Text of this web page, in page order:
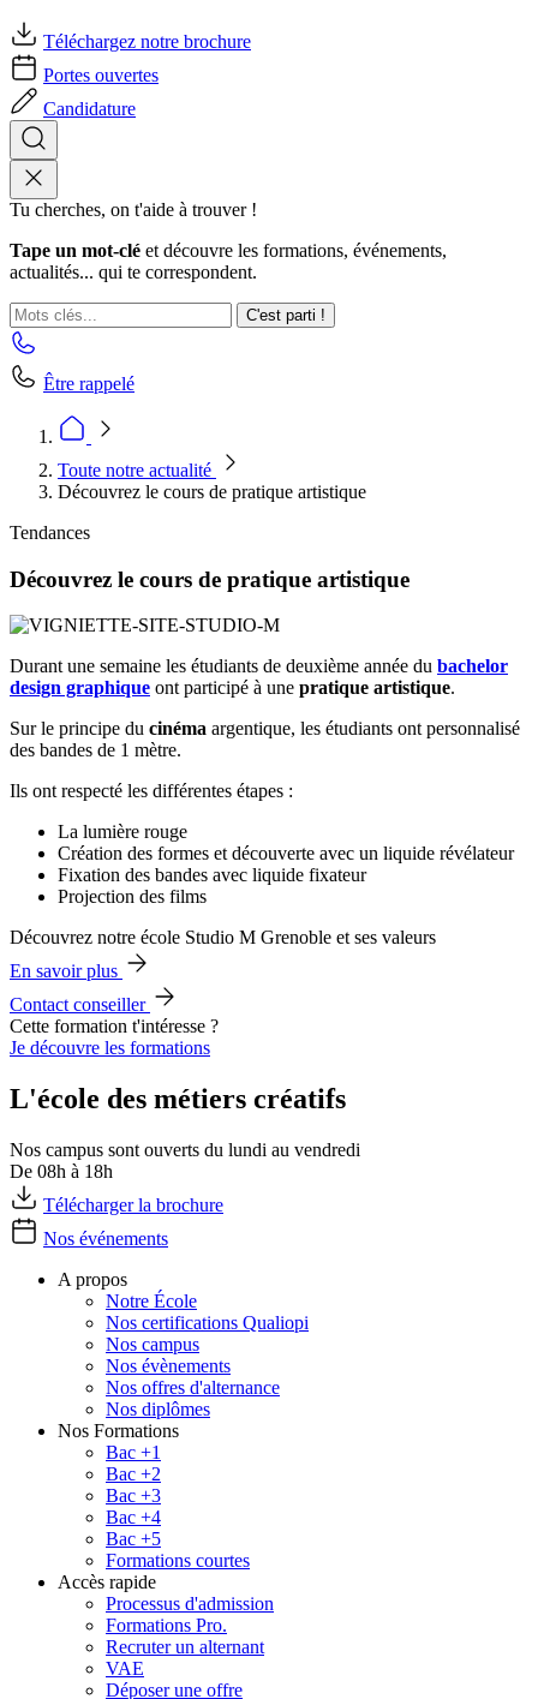
Téléchargez notre brochure
Portes ouvertes
Candidature
Tu cherches, on t'aide à trouver !
Tape un mot-clé et découvre les formations, événements,
actualités... qui te correspondent.
C'est parti !
Être rappelé
Toute notre actualité
Découvrez le cours de pratique artistique
Tendances
Découvrez le cours de pratique artistique
Durant une semaine les étudiants de deuxième année du bachelor
design graphique ont participé à une pratique artistique.
Sur le principe du cinéma argentique, les étudiants ont personnalisé
des bandes de 1 mètre.
Ils ont respecté les différentes étapes :
La lumière rouge
Création des formes et découverte avec un liquide révélateur
Fixation des bandes avec liquide fixateur
Projection des films
Découvrez notre école Studio M Grenoble et ses valeurs
En savoir plus
Contact conseiller
Cette formation t'intéresse ?
Je découvre les formations
L'école des métiers créatifs
Nos campus sont ouverts du lundi au vendredi
De 08h à 18h
Télécharger la brochure
Nos événements
A propos
Notre École
Nos certifications Qualiopi
Nos campus
Nos évènements
Nos offres d'alternance
Nos diplômes
Nos Formations
Bac +1
Bac +2
Bac +3
Bac +4
Bac +5
Formations courtes
Accès rapide
Processus d'admission
Formations Pro.
Recruter un alternant
VAE
Déposer une offre